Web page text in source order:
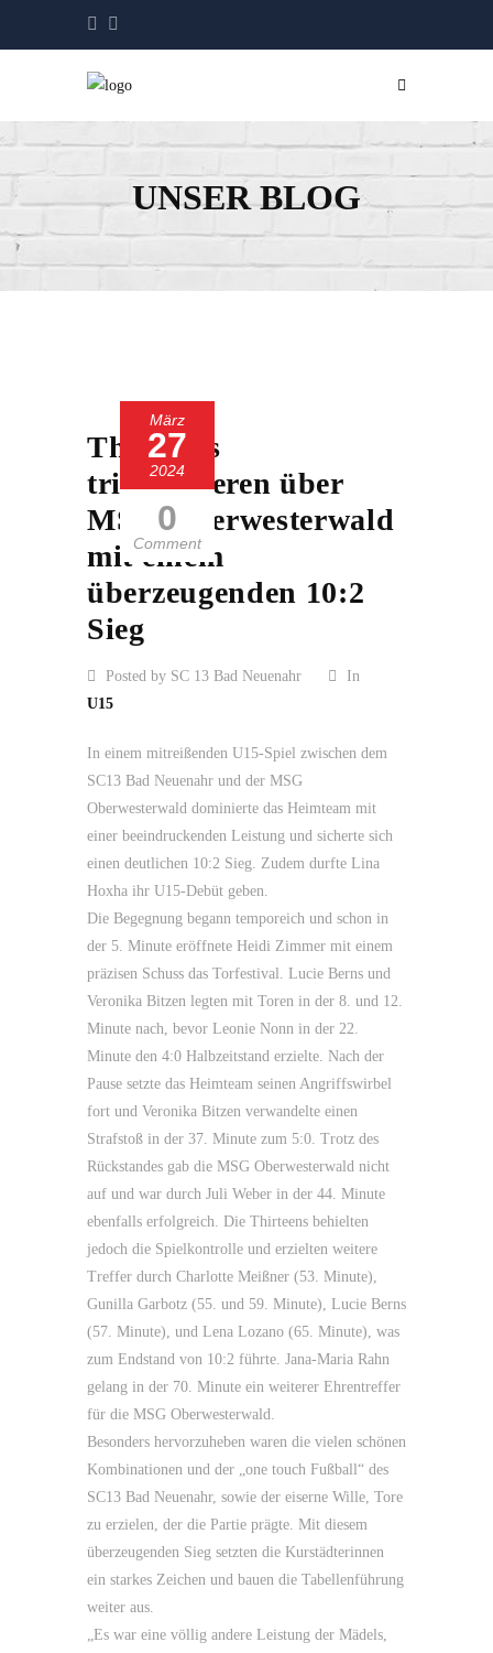
UNSER BLOG
März
27
2024
0
Comment
Thirteens
triumphieren über
MSG Oberwesterwald
mit einem
überzeugenden 10:2
Sieg
Posted by SC 13 Bad Neuenahr
In
U15
In einem mitreißenden U15-Spiel zwischen dem
SC13 Bad Neuenahr und der MSG
Oberwesterwald dominierte das Heimteam mit
einer beeindruckenden Leistung und sicherte sich
einen deutlichen 10:2 Sieg. Zudem durfte Lina
Hoxha ihr U15-Debüt geben.
Die Begegnung begann temporeich und schon in
der 5. Minute eröffnete Heidi Zimmer mit einem
präzisen Schuss das Torfestival. Lucie Berns und
Veronika Bitzen legten mit Toren in der 8. und 12.
Minute nach, bevor Leonie Nonn in der 22.
Minute den 4:0 Halbzeitstand erzielte. Nach der
Pause setzte das Heimteam seinen Angriffswirbel
fort und Veronika Bitzen verwandelte einen
Strafstoß in der 37. Minute zum 5:0. Trotz des
Rückstandes gab die MSG Oberwesterwald nicht
auf und war durch Juli Weber in der 44. Minute
ebenfalls erfolgreich. Die Thirteens behielten
jedoch die Spielkontrolle und erzielten weitere
Treffer durch Charlotte Meißner (53. Minute),
Gunilla Garbotz (55. und 59. Minute), Lucie Berns
(57. Minute), und Lena Lozano (65. Minute), was
zum Endstand von 10:2 führte. Jana-Maria Rahn
gelang in der 70. Minute ein weiterer Ehrentreffer
für die MSG Oberwesterwald.
Besonders hervorzuheben waren die vielen schönen
Kombinationen und der „one touch Fußball“ des
SC13 Bad Neuenahr, sowie der eiserne Wille, Tore
zu erzielen, der die Partie prägte. Mit diesem
überzeugenden Sieg setzten die Kurstädterinnen
ein starkes Zeichen und bauen die Tabellenführung
weiter aus.
„Es war eine völlig andere Leistung der Mädels,